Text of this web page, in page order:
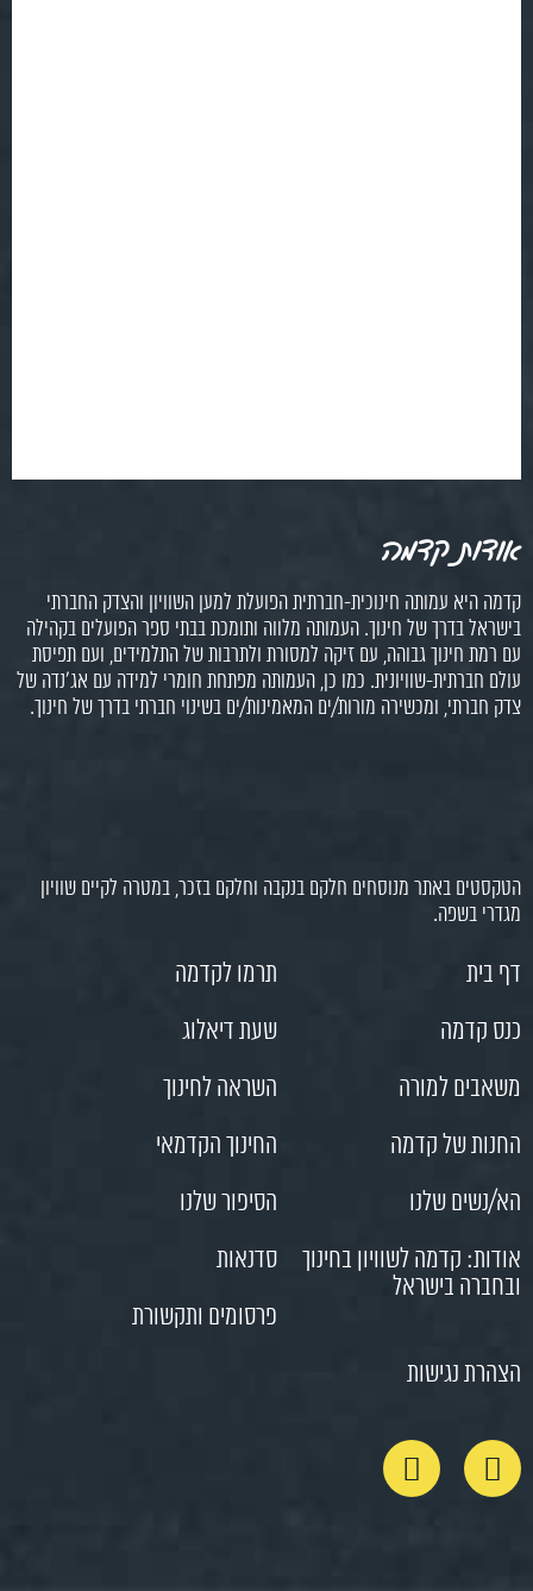
אודות קדמה
קדמה היא עמותה חינוכית-חברתית הפועלת למען השוויון והצדק החברתי
בישראל בדרך של חינוך. העמותה מלווה ותומכת בבתי ספר הפועלים בקהילה
עם רמת חינוך גבוהה, עם זיקה למסורת ולתרבות של התלמידים, ועם תפיסת
עולם חברתית-שוויונית. כמו כן, העמותה מפתחת חומרי למידה עם אג'נדה של
צדק חברתי, ומכשירה מורות/ים המאמינות/ים בשינוי חברתי בדרך של חינוך.
הטקסטים באתר מנוסחים חלקם בנקבה וחלקם בזכר, במטרה לקיים שוויון
מגדרי בשפה.
דף בית
תרמו לקדמה
כנס קדמה
שעת דיאלוג
משאבים למורה
השראה לחינוך
החנות של קדמה
החינוך הקדמאי
הא/נשים שלנו
הסיפור שלנו
אודות: קדמה לשוויון בחינוך
ובחברה בישראל
סדנאות
פרסומים ותקשורת
הצהרת נגישות